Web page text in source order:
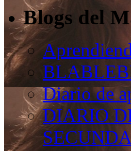
Blogs del
Diario de
DIARIO